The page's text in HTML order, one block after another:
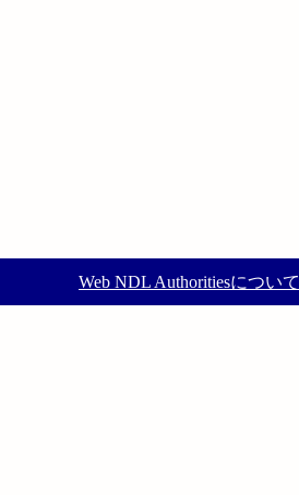
Web NDL Authoritiesについて